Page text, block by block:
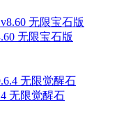
无限宝石版
无限觉醒石